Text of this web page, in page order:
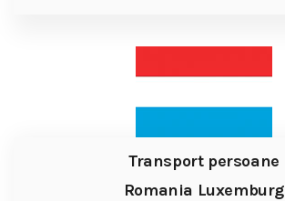
Transport persoane
Romania Luxemburg